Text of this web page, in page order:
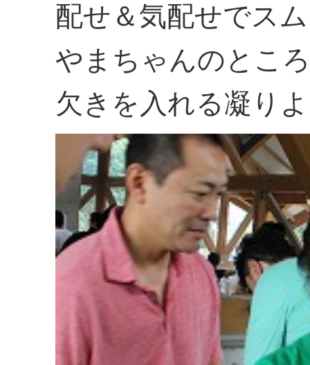
配せ＆気配せでス
やまちゃんのとこ
欠きを入れる凝り